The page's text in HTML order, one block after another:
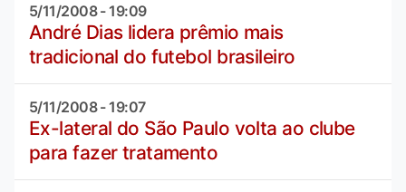
5/11/2008 - 19:09
André Dias lidera prêmio mais
tradicional do futebol brasileiro
5/11/2008 - 19:07
Ex-lateral do São Paulo volta ao clube
para fazer tratamento